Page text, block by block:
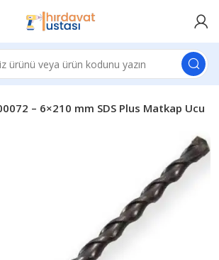
– 6×210 mm SDS Plus Matkap Ucu